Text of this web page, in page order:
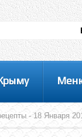
- 18 Января